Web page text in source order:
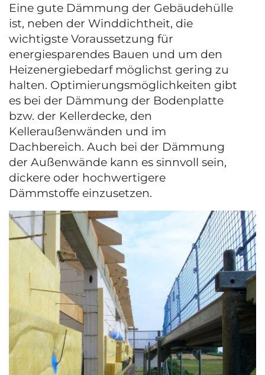
Eine gute Dämmung der Gebäudehülle
ist, neben der Winddichtheit, die
wichtigste Voraussetzung für
energiesparendes Bauen und um den
Heizenergiebedarf möglichst gering zu
halten. Optimierungsmöglichkeiten gibt
es bei der Dämmung der Bodenplatte
bzw. der Kellerdecke, den
Kelleraußenwänden und im
Dachbereich. Auch bei der Dämmung
der Außenwände kann es sinnvoll sein,
dickere oder hochwertigere
Dämmstoffe einzusetzen.